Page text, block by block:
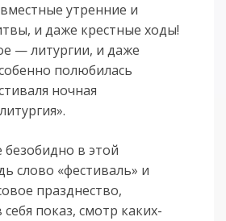
утренние и
и даже крестные ходы!
— литургии, и даже
полюбилась
ночная
в этой
слово «фестиваль» и
празднество,
показ, смотр каких-